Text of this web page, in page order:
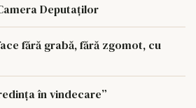
Deputaților
fără grabă, fără zgomot, cu
în vindecare”